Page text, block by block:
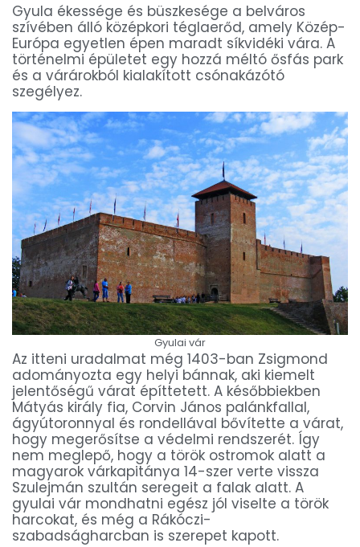
Gyula ékessége és büszkesége a belváros
szívében álló középkori téglaerőd, amely Közép-
Európa egyetlen épen maradt síkvidéki vára. A
történelmi épületet egy hozzá méltó ősfás park
és a várárokból kialakított csónakázótó
szegélyez.
Gyulai vár
Az itteni uradalmat még 1403-ban Zsigmond
adományozta egy helyi bánnak, aki kiemelt
jelentőségű várat építtetett. A későbbiekben
Mátyás király fia, Corvin János palánkfallal,
ágyútoronnyal és rondellával bővítette a várat,
hogy megerősítse a védelmi rendszerét. Így
nem meglepő, hogy a török ostromok alatt a
magyarok várkapitánya 14-szer verte vissza
Szulejmán szultán seregeit a falak alatt. A
gyulai vár mondhatni egész jól viselte a török
harcokat, és még a Rákóczi-
szabadságharcban is szerepet kapott.